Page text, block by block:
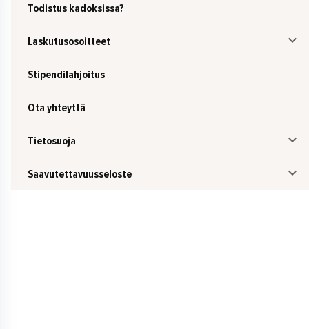
Todistus kadoksissa?
Laskutusosoitteet
Stipendilahjoitus
Ota yhteyttä
Tietosuoja
Saavutettavuusseloste